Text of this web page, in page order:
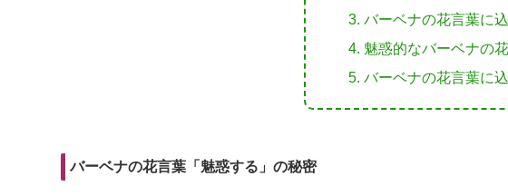
バーベナの花言葉に
魅惑的なバーベナの
バーベナの花言葉に
バーベナの花言葉「魅惑する」の秘密